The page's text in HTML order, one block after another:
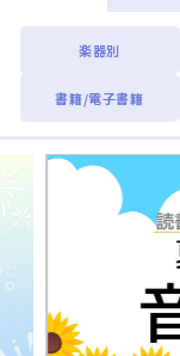
楽器別
書籍/電子書籍